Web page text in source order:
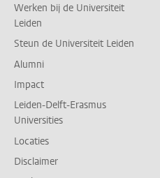
Werken bij de Universiteit
Leiden
Steun de Universiteit Leiden
Alumni
Impact
Leiden-Delft-Erasmus
Universities
Locaties
Disclaimer